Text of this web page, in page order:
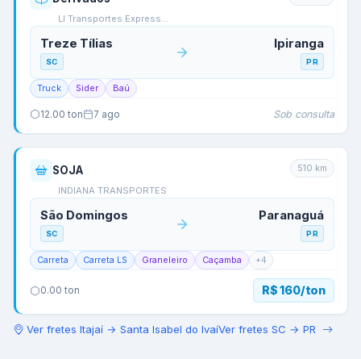
Ll Transportes Express…
Treze Tílias
SC
Ipiranga
PR
Truck Sider Baú
12.00 ton 7 ago Sob consulta
SOJA
INDIANA TRANSPORTES
510 km
São Domingos
SC
Paranaguá
PR
Carreta Carreta LS Graneleiro Caçamba +4
0.00 ton R$ 160/ton
Ver fretes Itajaí → Santa Isabel do IvaíVer fretes SC → PR